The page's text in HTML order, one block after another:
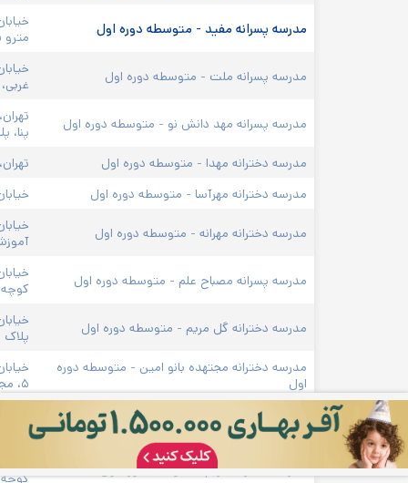
مدرسه پسرانه مفید - متوسطه دوره اول
مترو
مدرسه پسرانه ملت - متوسطه دوره اول
غربی،
مدرسه پسرانه مهد دانش نو - متوسطه دوره اول
پنا،
مدرسه دخترانه مهدا - متوسطه دوره اول
مدرسه دخترانه مهرآسا - متوسطه دوره اول
مدرسه دخترانه مهرانه - متوسطه دوره اول
مدرسه پسرانه مصباح علم - متوسطه دوره اول
کوچه
مدرسه دخترانه گل مریم - متوسطه دوره اول
پلاک ۳۰
مدرسه دخترانه مجتهده بانو امین - متوسطه دوره
اول
۵، مجتمع آموزشی مجتهده بانو امین ( رها)
مدرسه پسرانه مریم - متوسطه دوره اول
دهم،
مدرسه دخترانه مریم - متوسطه دوره اول
کوچه